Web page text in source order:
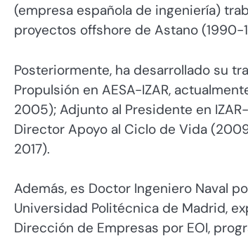
(empresa española de ingeniería)
proyectos offshore de Astano (1990-
Posteriormente, ha desarrollado su
Propulsión en AESA-IZAR,
2005); Adjunto al Presidente en
Director Apoyo al Ciclo de Vida
2017).
Además, es Doctor Ingeniero Naval
Universidad Politécnica de Madrid,
Dirección de Empresas por EOI,